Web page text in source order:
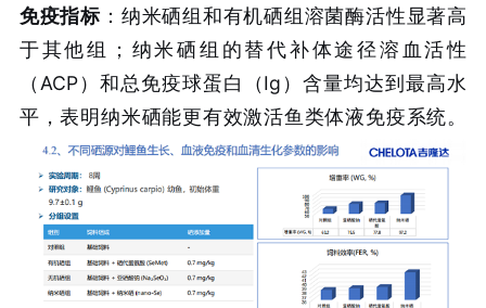
免疫指标 ：纳米硒组和有机硒组溶菌酶活性显著高
于其他组；纳米硒组的替代补体途径溶血活性
（ACP）和总免疫球蛋白（Ig）含量均达到最高水
平，表明纳米硒能更有效激活鱼类体液免疫系统。